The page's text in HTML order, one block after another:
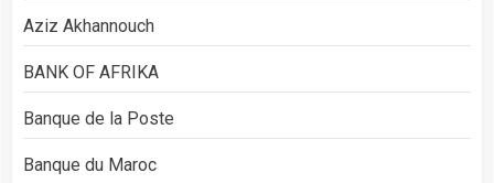
Aziz Akhannouch
BANK OF AFRIKA
Banque de la Poste
Banque du Maroc